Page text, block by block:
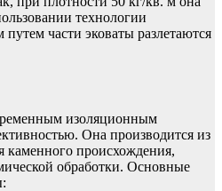
технологии
части эковаты разлетаются
изоляционным
Она производится из
каменного происхождения,
обработки. Основные